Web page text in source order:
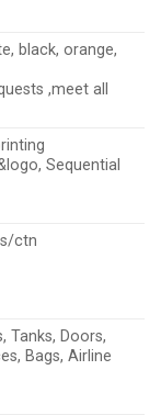
black, orange,
,meet all
Sequential
ctn
Tanks, Doors,
Bags, Airline